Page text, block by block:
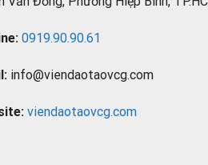
0919.90.90.61
info@viendaotaovcg.com
viendaotaovcg.com